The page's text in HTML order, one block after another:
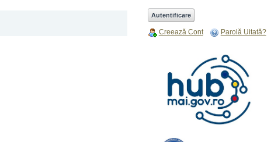
Creează Cont Parolă Uitată?